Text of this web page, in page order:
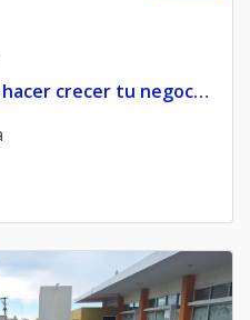
¿Buscas un espacio para hacer crecer tu negocio en La Romana??